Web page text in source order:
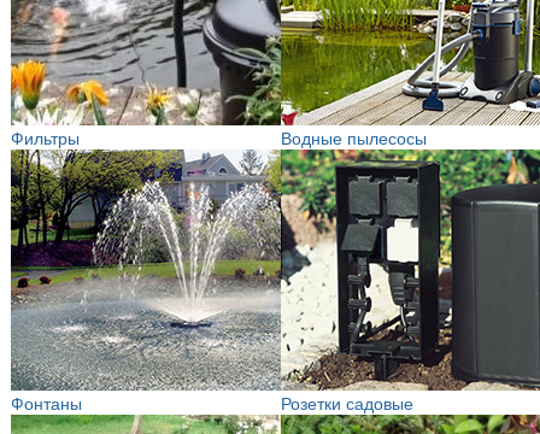
Фильтры Водные пылесосы
Фонтаны Розетки садовые